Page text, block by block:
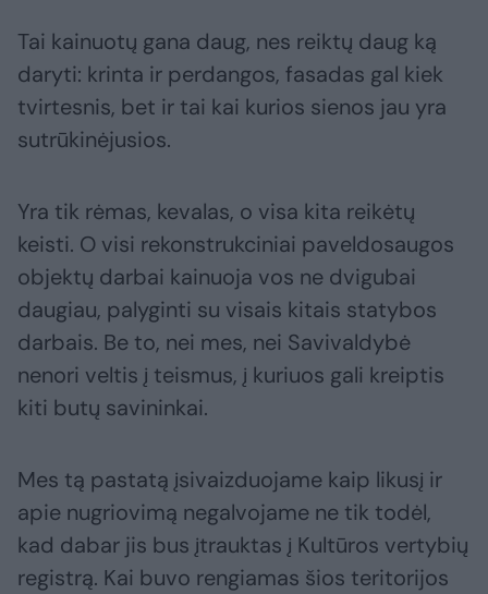
Tai kainuotų gana daug, nes reiktų daug ką
daryti: krinta ir perdangos, fasadas gal kiek
tvirtesnis, bet ir tai kai kurios sienos jau yra
sutrūkinėjusios.
Yra tik rėmas, kevalas, o visa kita reikėtų
keisti. O visi rekonstrukciniai paveldosaugos
objektų darbai kainuoja vos ne dvigubai
daugiau, palyginti su visais kitais statybos
darbais. Be to, nei mes, nei Savivaldybė
nenori veltis į teismus, į kuriuos gali kreiptis
kiti butų savininkai.
Mes tą pastatą įsivaizduojame kaip likusį ir
apie nugriovimą negalvojame ne tik todėl,
kad dabar jis bus įtrauktas į Kultūros vertybių
registrą. Kai buvo rengiamas šios teritorijos